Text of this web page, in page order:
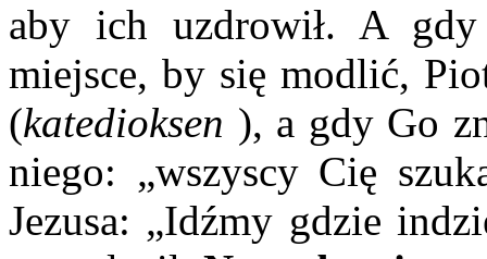
aby ich uzdrowił. A gdy
miejsce, by się modlić,
(katedioksen ), a gdy Go
niego: „wszyscy Cię
Jezusa: „Idźmy gdzie